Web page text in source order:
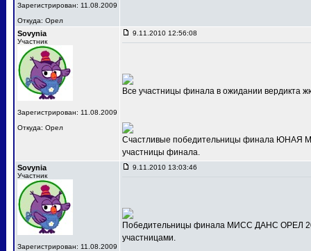
Зарегистрирован: 11.08.2009
Откуда: Орел
Sovynia
Участник
Зарегистрирован: 11.08.2009
Откуда: Орел
9.11.2010 12:56:08
Все участницы финала в ожидании вердикта
Счастливые победительницы финала ЮНАЯ
участницы финала.
Sovynia
Участник
Зарегистрирован: 11.08.2009
9.11.2010 13:03:46
Победительницы финала МИСС ДАНС ОРЕЛ
участницами.